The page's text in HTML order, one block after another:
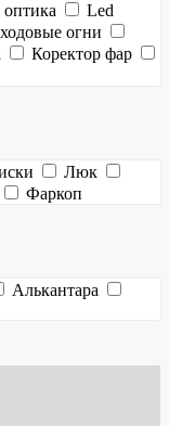
оптика
Led
огни
Коректор фар
Люк
Фаркоп
Алькантара